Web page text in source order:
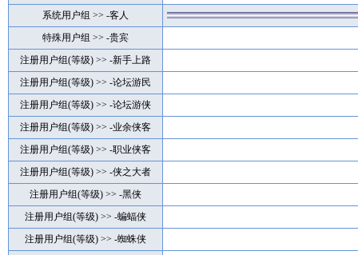
系统用户组 >> -客人
特殊用户组 >> -贵宾
注册用户组(等级) >> -新手上路
注册用户组(等级) >> -论坛游民
注册用户组(等级) >> -论坛游侠
注册用户组(等级) >> -业余侠客
注册用户组(等级) >> -职业侠客
注册用户组(等级) >> -侠之大者
注册用户组(等级) >> -黑侠
注册用户组(等级) >> -蝙蝠侠
注册用户组(等级) >> -蜘蛛侠